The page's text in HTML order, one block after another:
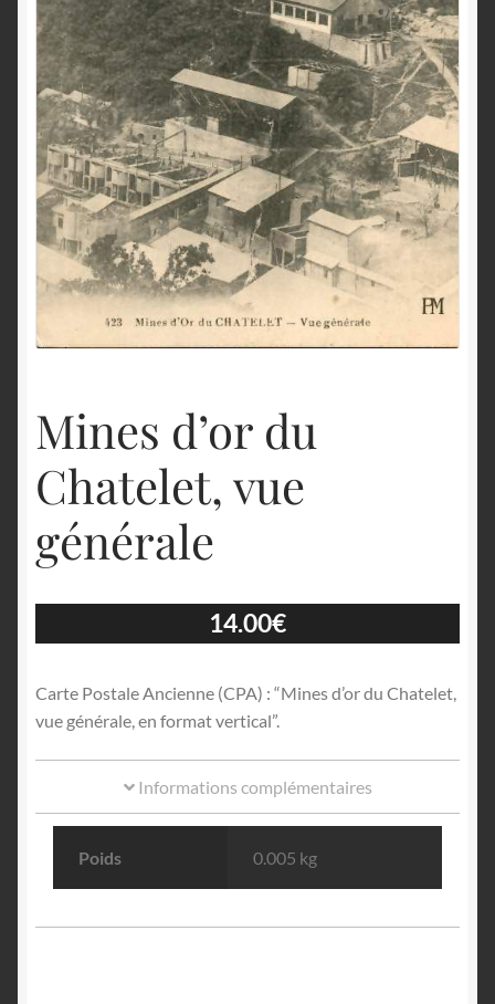
Mines d’or du
Chatelet, vue
générale
14.00€
Carte Postale Ancienne (CPA) : “Mines d’or du Chatelet,
vue générale, en format vertical”.
Informations complémentaires
Poids 0.005 kg